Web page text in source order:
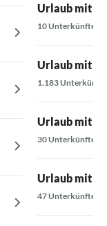
Urlaub mit
10 Unterkünfte
Urlaub mit
1.183 Unterkünfte
Urlaub mit
30 Unterkünfte
Urlaub mit
47 Unterkünfte